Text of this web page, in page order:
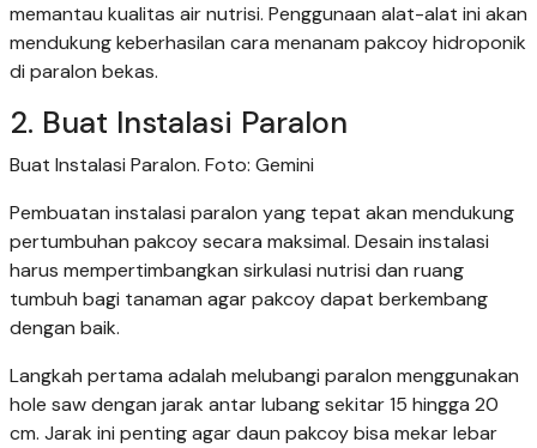
memantau kualitas air nutrisi. Penggunaan alat-alat ini akan
mendukung keberhasilan cara menanam pakcoy hidroponik
di paralon bekas.
2. Buat Instalasi Paralon
Buat Instalasi Paralon. Foto: Gemini
Pembuatan instalasi paralon yang tepat akan mendukung
pertumbuhan pakcoy secara maksimal. Desain instalasi
harus mempertimbangkan sirkulasi nutrisi dan ruang
tumbuh bagi tanaman agar pakcoy dapat berkembang
dengan baik.
Langkah pertama adalah melubangi paralon menggunakan
hole saw dengan jarak antar lubang sekitar 15 hingga 20
cm. Jarak ini penting agar daun pakcoy bisa mekar lebar